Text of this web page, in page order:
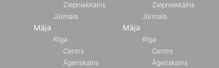
Ziepniekkalns
Jūrmala
Māja
Rīga
Centrs
Āgenskalns
Ziepniekkalns
Jūrmala
Māja
Rīga
Centrs
Āgenskalns